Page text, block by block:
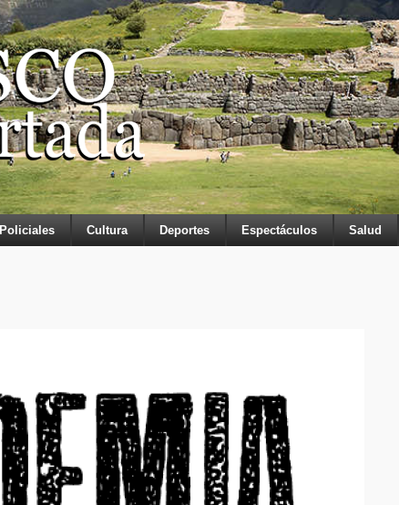
Policiales Cultura Deportes Espectáculos Salud